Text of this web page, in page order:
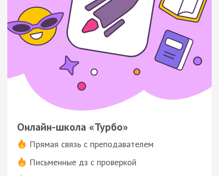
Онлайн-школа «Турбо»
Прямая связь с преподавателем
Письменные дз с проверкой